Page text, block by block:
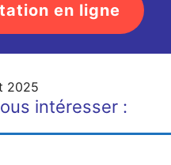
en ligne
2025
intéresser :